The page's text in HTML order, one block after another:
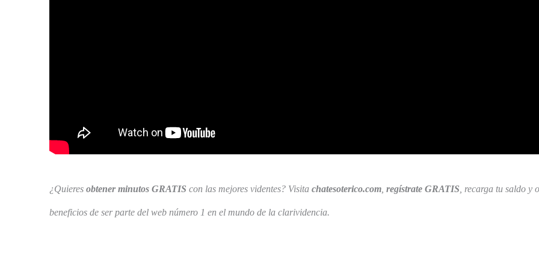
¿Quieres obtener minutos GRATIS con las mejores videntes? Visita chatesoterico.com regístrate GRATIS , recarga tu saldo y
beneficios de ser parte del web número 1 en el mundo de la clarividencia.